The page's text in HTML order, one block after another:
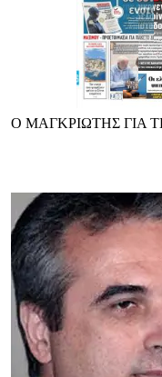
Ο ΜΑΓΚΡΙΩΤΗΣ ΓΙΑ